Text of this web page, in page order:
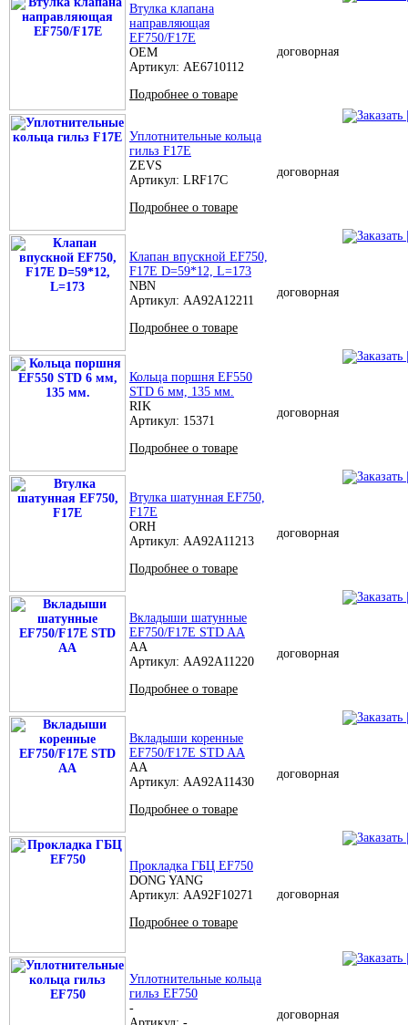
Втулка клапана
направляющая
EF750/F17E
OEM
Артикул: AE6710112
Подробнее о товаре
договорная
Уплотнительные кольца
гильз F17E
ZEVS
Артикул: LRF17C
Подробнее о товаре
договорная
Клапан впускной EF750,
F17E D=59*12, L=173
NBN
Артикул: AA92A12211
Подробнее о товаре
договорная
Кольца поршня EF550
STD 6 мм, 135 мм.
RIK
Артикул: 15371
Подробнее о товаре
договорная
Втулка шатунная EF750,
F17E
ORH
Артикул: AA92A11213
Подробнее о товаре
договорная
Вкладыши шатунные
EF750/F17E STD AA
AA
Артикул: AA92A11220
Подробнее о товаре
договорная
Вкладыши коренные
EF750/F17E STD AA
AA
Артикул: AA92A11430
Подробнее о товаре
договорная
Прокладка ГБЦ EF750
DONG YANG
Артикул: AA92F10271
Подробнее о товаре
договорная
Уплотнительные кольца
гильз EF750
-
договорная